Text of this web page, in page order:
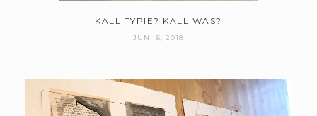
KALLITYPIE? KALLIWAS?
JUNI 6, 2018